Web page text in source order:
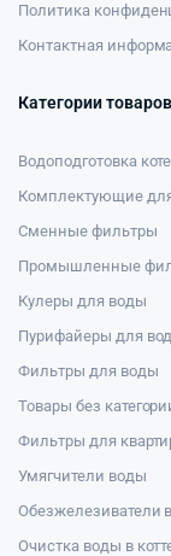
Политика
Контактная
Категории товаров
Водоподготовка
Комплектующие
Сменные фильтры
Промышленные
Кулеры для воды
Пурифайеры для
Фильтры для воды
Товары без
Фильтры для
Умягчители воды
Обезжелезиватели
Очистка воды в